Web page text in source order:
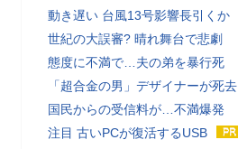
動き遅い 台風13号影響長引くか
世紀の大誤審? 晴れ舞台で悲劇
態度に不満で…夫の弟を暴行死
「超合金の男」デザイナーが死去
国民からの受信料が…不満爆発
注目 古いPCが復活するUSB